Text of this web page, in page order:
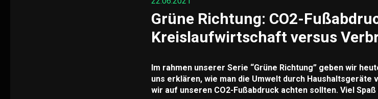
Grüne Richtung: CO2-
Kreislaufwirtschaft versus
Im rahmen unserer Serie “Grüne Richtung” geben wir
uns erklären, wie man die Umwelt durch Haushaltsgeräte
wir auf unseren CO2-Fußabdruck achten sollten. Viel